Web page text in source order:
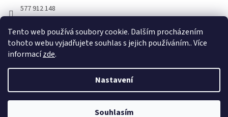
Tento web používá soubory cookie. Dalším procházením
tohoto webu vyjadřujete souhlas s jejich používáním.. Více
informacízde.
Nastavení
Souhlasím
577 912 148
Vytvořil Shoptet
DORBAS, s.r.o.. Všechna práva vyhrazena.